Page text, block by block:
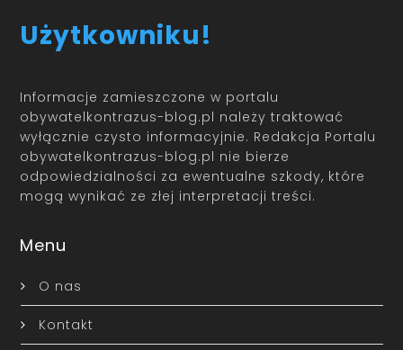
Użytkowniku!
Informacje zamieszczone w portalu
obywatelkontrazus-blog.pl należy traktować
wyłącznie czysto informacyjnie. Redakcja Portalu
obywatelkontrazus-blog.pl nie bierze
odpowiedzialności za ewentualne szkody, które
mogą wynikać ze złej interpretacji treści.
Menu
O nas
Kontakt